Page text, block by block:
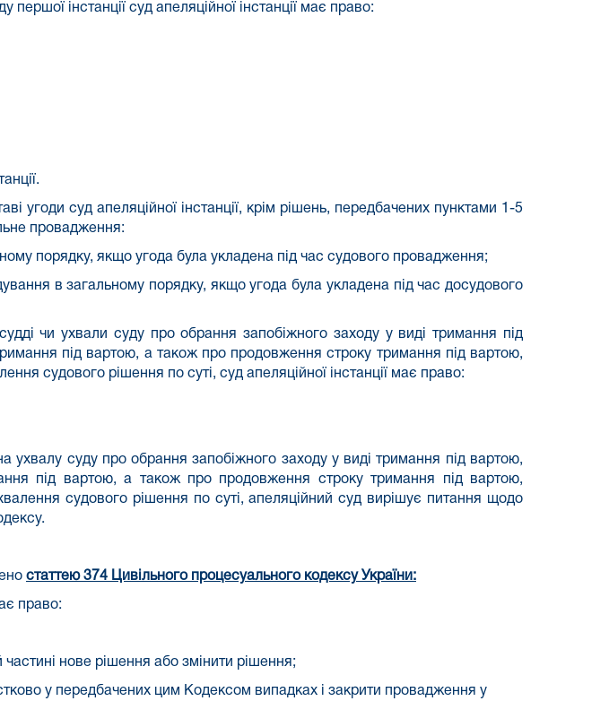
інстанції суд апеляційної інстанції має право:
угоди суд апеляційної інстанції, крім рішень, передбачених пунктами 1-5
провадження:
порядку, якщо угода була укладена під час судового провадження;
в загальному порядку, якщо угода була укладена під час досудового
чи ухвали суду про обрання запобіжного заходу у виді тримання під
під вартою, а також про продовження строку тримання під вартою,
судового рішення по суті, суд апеляційної інстанції має право:
ухвалу суду про обрання запобіжного заходу у виді тримання під вартою,
під вартою, а також про продовження строку тримання під вартою,
судового рішення по суті, апеляційний суд вирішує питання щодо
статтею 374 Цивільного процесуального кодексу України:
право:
частині нове рішення або змінити рішення;
у передбачених цим Кодексом випадках і закрити провадження у